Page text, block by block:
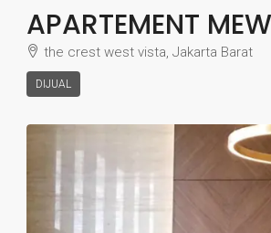
APARTEMENT
the crest west vista, Jakarta Barat
DIJUAL